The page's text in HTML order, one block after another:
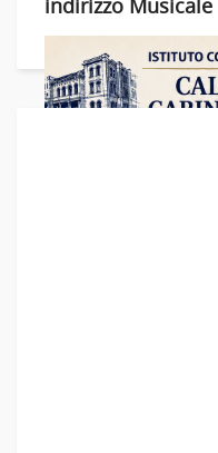
indirizzo Musicale